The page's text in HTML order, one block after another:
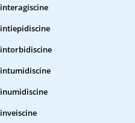
interagiscine
intiepidiscine
intorbidiscine
intumidiscine
inumidiscine
inveiscine